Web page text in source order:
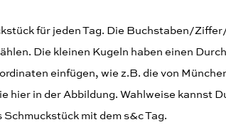
für jeden Tag. Die Buchstaben/
Die kleinen Kugeln haben einen
einfügen, wie z.B. die von
hier in der Abbildung. Wahlweise kannst
mit dem s&c Tag.